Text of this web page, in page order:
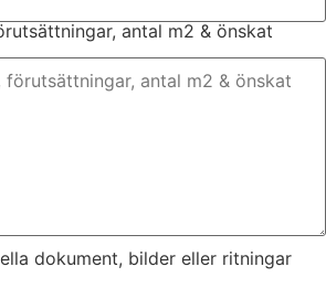
antal m2 & önskat
dokument, bilder eller ritningar